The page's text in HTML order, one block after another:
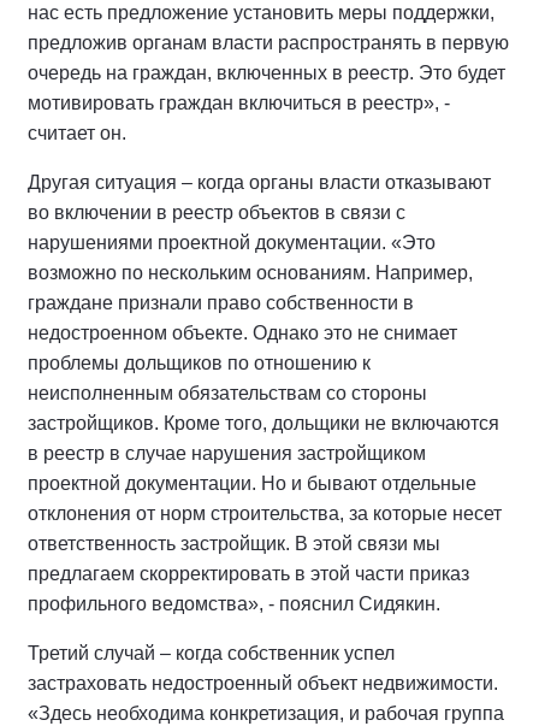
нас есть предложение установить меры поддержки,
предложив органам власти распространять в первую
очередь на граждан, включенных в реестр. Это будет
мотивировать граждан включиться в реестр», -
считает он.
Другая ситуация – когда органы власти отказывают
во включении в реестр объектов в связи с
нарушениями проектной документации. «Это
возможно по нескольким основаниям. Например,
граждане признали право собственности в
недостроенном объекте. Однако это не снимает
проблемы дольщиков по отношению к
неисполненным обязательствам со стороны
застройщиков. Кроме того, дольщики не включаются
в реестр в случае нарушения застройщиком
проектной документации. Но и бывают отдельные
отклонения от норм строительства, за которые несет
ответственность застройщик. В этой связи мы
предлагаем скорректировать в этой части приказ
профильного ведомства», - пояснил Сидякин.
Третий случай – когда собственник успел
застраховать недостроенный объект недвижимости.
«Здесь необходима конкретизация, и рабочая группа